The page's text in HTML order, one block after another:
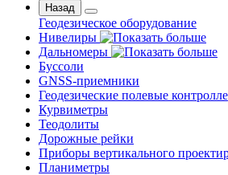
Назад
Геодезическое оборудование
Нивелиры
Дальномеры
Буссоли
GNSS-приемники
Геодезические полевые
Курвиметры
Теодолиты
Дорожные рейки
Приборы вертикального
Планиметры